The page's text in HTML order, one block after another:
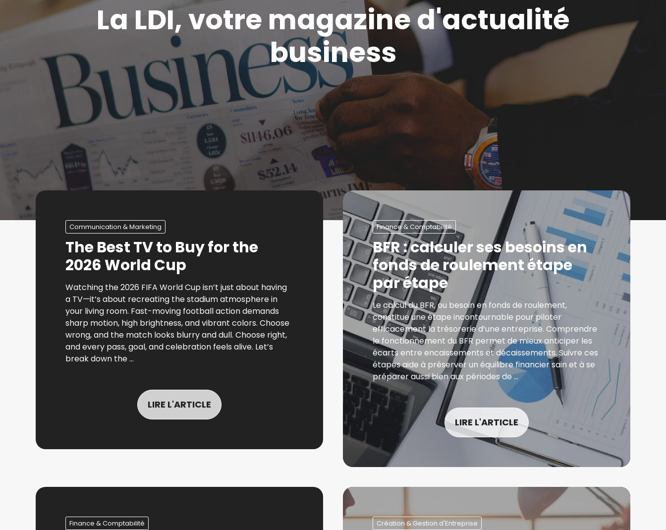
La LDI, votre magazine d'actualité
business
Communication & Marketing
The Best TV to Buy for the
2026 World Cup
Watching the 2026 FIFA World Cup isn’t just about having
a TV—it’s about recreating the stadium atmosphere in
your living room. Fast-moving football action demands
sharp motion, high brightness, and vibrant colors. Choose
wrong, and the match looks blurry and dull. Choose right,
and every pass, goal, and celebration feels alive. Let’s
break down the …
LIRE L'ARTICLE
Finance & Comptabilité
BFR : calculer ses besoins en
fonds de roulement étape
par étape
Le calcul du BFR, ou besoin en fonds de roulement,
constitue une étape incontournable pour piloter
efficacement la trésorerie d’une entreprise. Comprendre
le fonctionnement du BFR permet de mieux anticiper les
écarts entre encaissements et décaissements. Suivre ces
étapes aide à préserver un équilibre financier sain et à se
préparer aussi bien aux périodes de …
LIRE L'ARTICLE
Finance & Comptabilité Création & Gestion d'Entreprise